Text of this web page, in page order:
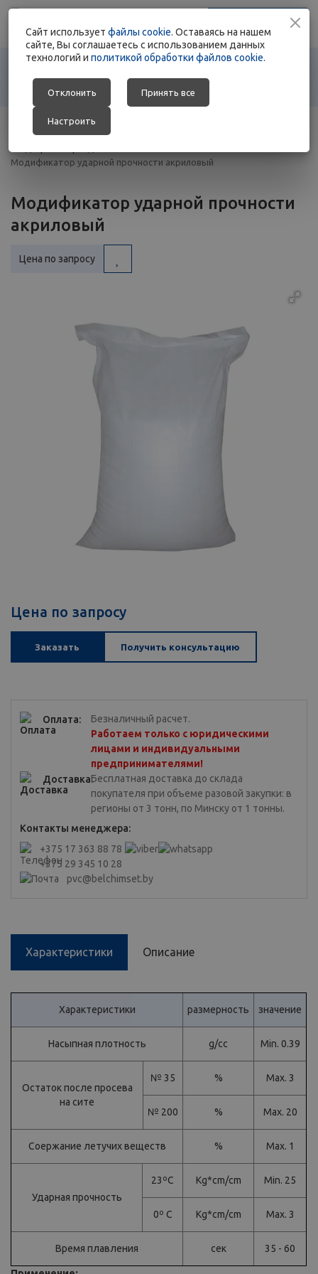
+375 29 692 01 76
Заказать звонок
Главная Каталог -
Модификатор ударной прочности акриловый
Модификатор ударной прочности
акриловый
Цена по запросу
Цена по запросу
Заказать Получить консультацию
Оплата:
Безналичный расчет.
Работаем только с юридическими
лицами и индивидуальными
предпринимателями!
Доставка:Бесплатная доставка до склада
покупателя при объеме разовой закупки: в
регионы от 3 тонн, по Минску от 1 тонны.
Контакты менеджера:
+375 17 363 88 78
+375 29 345 10 28
pvc@belchimset.by
Характеристики Описание
Характеристики размерность значение
Насыпная плотность g/cc Min. 0.39
Оcтаток после просева
на сите
№ 35 % Мах. 3
№ 200 % Мах. 20
Соержание летучих веществ % Мах. 1
Ударная прочность
23ºС Кg*сm/cm Min. 25
0º С Кg*сm/cm Мах. 3
Время плавления сек 35 - 60
Cайт использует файлы cookie. Оставаясь на нашем
сайте, Вы соглашаетесь с использованием данных
технологий и политикой обработки файлов cookie.
Отклонить Принять все
Настроить